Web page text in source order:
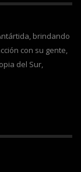
brindando
con su gente,
del Sur,